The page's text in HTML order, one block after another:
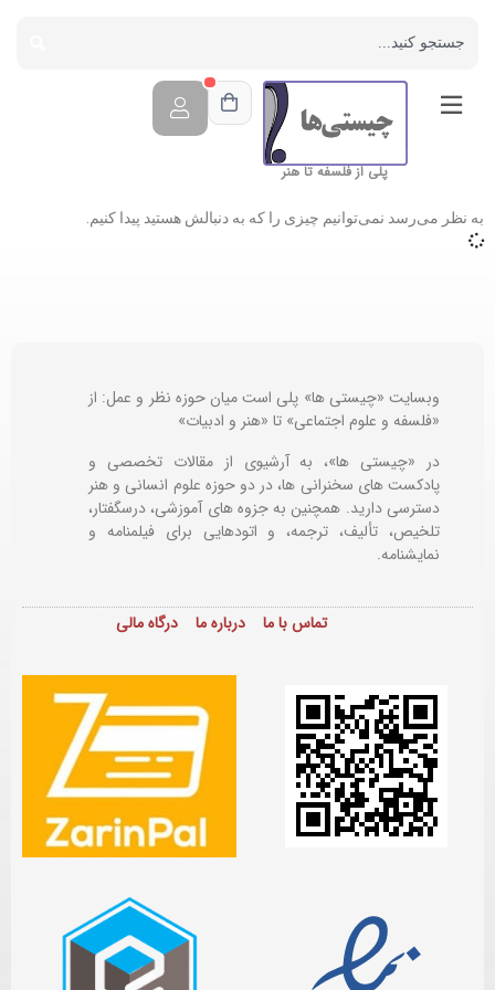
پلی از فلسفه تا هنر
به نظر می‌رسد نمی‌توانیم چیزی را که به دنبالش هستید پیدا کنیم.
وبسایت «چیستی ها» پلی است میان حوزه نظر و عمل: از
«فلسفه و علوم اجتماعی» تا «هنر و ادبیات»
در «چیستی ها»، به آرشیوی از مقالات تخصصی و
پادکست های سخنرانی ها، در دو حوزه علوم انسانی و هنر
دسترسی دارید. همچنین به جزوه های آموزشی، درسگفتار،
تلخیص، تألیف، ترجمه، و اتودهایی برایفیلمنامه و
نمایشنامه.
تماس با ما درباره ما درگاه مالی